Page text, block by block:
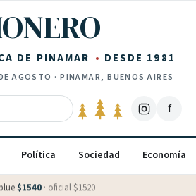
DE PINAMAR DESDE 1981
AGOSTO · PINAMAR, BUENOS AIRES
f
Política Sociedad Economía
$1540 · oficial $1520